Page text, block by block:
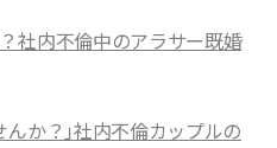
社内不倫中のアラサー既婚
か？」社内不倫カップルの